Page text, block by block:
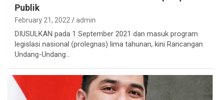
Publik
February 21, 2022 admin
DIUSULKAN pada 1 September 2021 dan masuk program
legislasi nasional (prolegnas) lima tahunan, kini Rancangan
Undang-Undang…